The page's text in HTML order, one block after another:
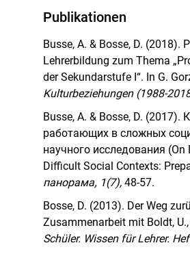
Publikationen
Busse, A. & Bosse, D. (2018).
Lehrerbildung zum Thema
der Sekundarstufe I“. In G.
Kulturbeziehungen (1988-
Busse, A. & Bosse, D.
работающих в сложных
научного исследования
Difficult Social Contexts:
панорама, 1(7),48-57.
Bosse, D. (2013). Der Weg
Zusammenarbeit mit Boldt, U.,
Schüler. Wissen für Lehrer.